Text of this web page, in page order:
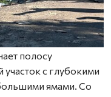
полосу
участок с глубокими
ямами. Со